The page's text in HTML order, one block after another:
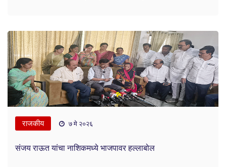
राजकीय ७ मे २०२६
संजय राऊत यांचा नाशिकमध्ये भाजपावर हल्लाबोल